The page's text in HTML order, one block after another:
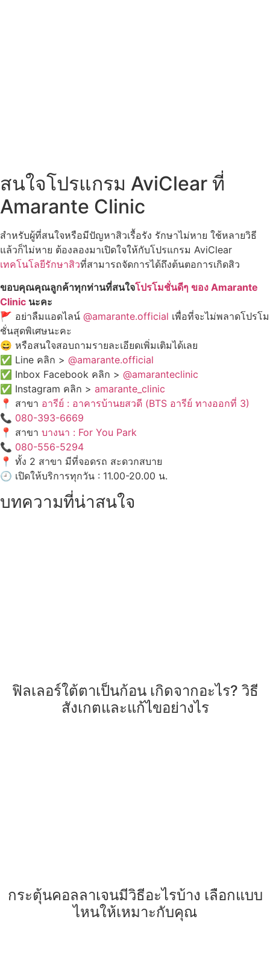
สนใจโปรแกรม AviClear ที่
Amarante Clinic
สำหรับผู้ที่สนใจหรือมีปัญหาสิวเรื้อรัง รักษาไม่หาย ใช้หลายวิธี
แล้วก็ไม่หาย ต้องลองมาเปิดใจให้กับโปรแกรม AviClear
เทคโนโลยีรักษาสิวที่สามารถจัดการได้ถึงต้นตอการเกิดสิว
ขอบคุณคุณลูกค้าทุกท่านที่สนใจโปรโมชั่นดีๆ ของ Amarante
Clinic นะคะ
🚩 อย่าลืมแอดไลน์ @amarante.official เพื่อที่จะไม่พลาดโปรโม
ชั่นสุดพิเศษนะคะ
😄 หรือสนใจสอบถามรายละเอียดเพิ่มเติมได้เลย
✅ Line คลิก > @amarante.official
✅ Inbox Facebook คลิก > @amaranteclinic
✅ Instagram คลิก > amarante_clinic
📍 สาขา อารีย์ : อาคารบ้านยสวดี (BTS อารีย์ ทางออกที่ 3)
📞 080-393-6669
📍 สาขา บางนา : For You Park
📞 080-556-5294
📍 ทั้ง 2 สาขา มีที่จอดรถ สะดวกสบาย
🕘 เปิดให้บริการทุกวัน : 11.00-20.00 น.
บทความที่น่าสนใจ
ฟิลเลอร์ใต้ตาเป็นก้อน เกิดจากอะไร? วิธี
สังเกตและแก้ไขอย่างไร
กระตุ้นคอลลาเจนมีวิธีอะไรบ้าง เลือกแบบ
ไหนให้เหมาะกับคุณ